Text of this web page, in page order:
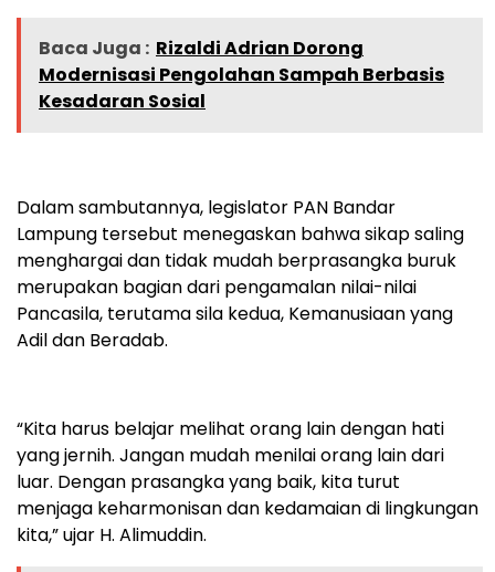
Baca Juga : Rizaldi Adrian Dorong
Modernisasi Pengolahan Sampah Berbasis
Kesadaran Sosial
Dalam sambutannya, legislator PAN Bandar
Lampung tersebut menegaskan bahwa sikap saling
menghargai dan tidak mudah berprasangka buruk
merupakan bagian dari pengamalan nilai-nilai
Pancasila, terutama sila kedua, Kemanusiaan yang
Adil dan Beradab.
“Kita harus belajar melihat orang lain dengan hati
yang jernih. Jangan mudah menilai orang lain dari
luar. Dengan prasangka yang baik, kita turut
menjaga keharmonisan dan kedamaian di lingkungan
kita,” ujar H. Alimuddin.